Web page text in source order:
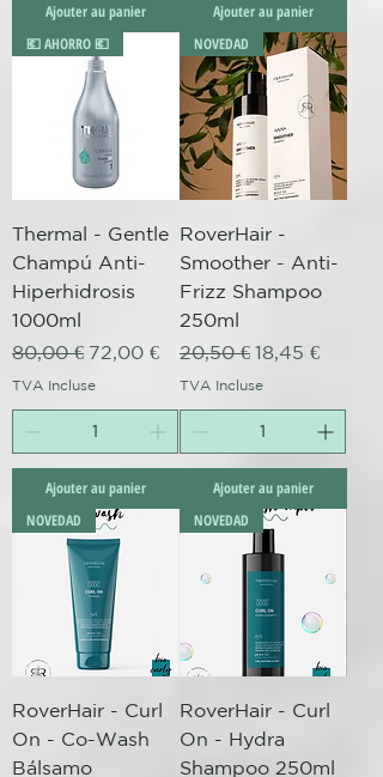
Ajouter au panier
Ajouter au panier
💶 AHORRO 💶
Thermal - Gentle
Champú Anti-
Hiperhidrosis
1000ml
Prix original
80,00 € Prix promotionnel
72,00 €
TVA Incluse
Ajouter au panier
NOVEDAD
RoverHair -
Smoother - Anti-
Frizz Shampoo
250ml
Prix original
20,50 € Prix
18,45 €
TVA Incluse
Ajouter au panier
NOVEDAD
RoverHair - Curl
On - Co-Wash
Bálsamo
NOVEDAD
RoverHair - Curl
On - Hydra
Shampoo 250ml